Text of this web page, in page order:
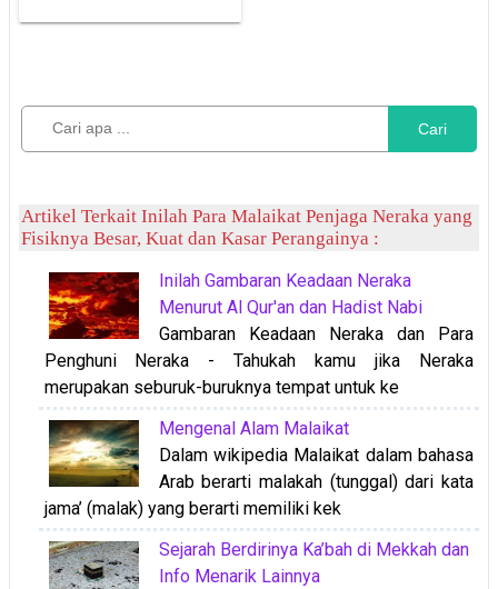
Cari
Artikel Terkait Inilah Para Malaikat Penjaga Neraka yang
Fisiknya Besar, Kuat dan Kasar Perangainya :
Inilah Gambaran Keadaan Neraka
Menurut Al Qur'an dan Hadist Nabi
Gambaran Keadaan Neraka dan Para
Penghuni Neraka - Tahukah kamu jika Neraka
merupakan seburuk-buruknya tempat untuk ke
Mengenal Alam Malaikat
Dalam wikipedia Malaikat dalam bahasa
Arab berarti malakah (tunggal) dari kata
jama’ (malak) yang berarti memiliki kek
Sejarah Berdirinya Ka’bah di Mekkah dan
Info Menarik Lainnya